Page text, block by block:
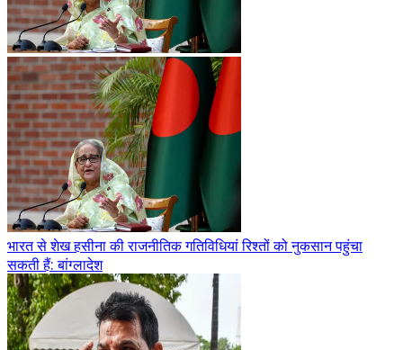
भारत से शेख हसीना की राजनीतिक गतिविधियां रिश्तों को नुकसान पहुंचा
सकती हैं: बांग्लादेश